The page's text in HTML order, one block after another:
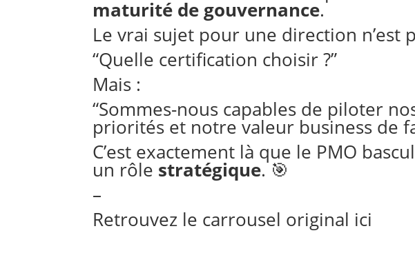
maturité de gouvernance.
Le vrai sujet pour une direction n’est
“Quelle certification choisir ?”
Mais :
“Sommes-nous capables de piloter
priorités et notre valeur business de
C’est exactement là que le PMO
un rôle stratégique. 🎯
–
Retrouvez le carrousel original ici